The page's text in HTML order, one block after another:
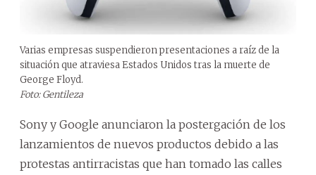
Varias empresas suspendieron presentaciones a raíz de la
situación que atraviesa Estados Unidos tras la muerte de
George Floyd.
Foto: Gentileza
Sony y Google anunciaron la postergación de los
lanzamientos de nuevos productos debido a las
protestas antirracistas que han tomado las calles